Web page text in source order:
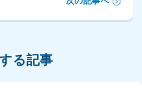
る記事